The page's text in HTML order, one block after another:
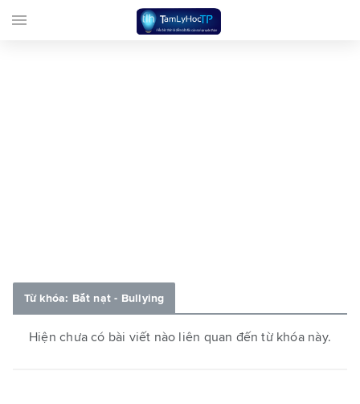
Từ khóa: Bắt nạt - Bullying
Hiện chưa có bài viết nào liên quan đến từ khóa này.
menu